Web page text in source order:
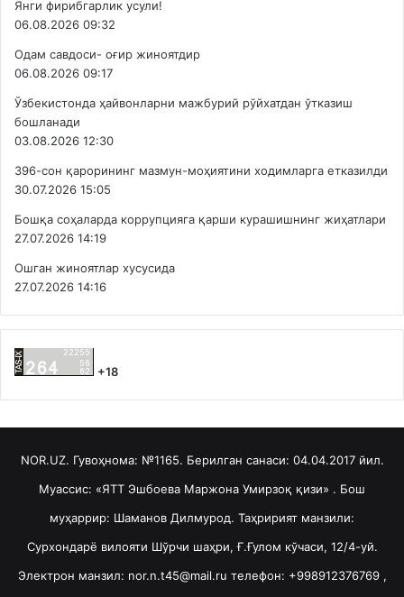
Янги фирибгарлик усули!
06.08.2026 09:32
Одам савдоси- оғир жиноятдир
06.08.2026 09:17
Ўзбекистонда ҳайвонларни мажбурий рўйхатдан ўтказиш
бошланади
03.08.2026 12:30
396-сон қарорининг мазмун-моҳиятини ходимларга етказилди
30.07.2026 15:05
Бошқа соҳаларда коррупцияга қарши курашишнинг жиҳатлари
27.07.2026 14:19
Ошган жиноятлар хусусида
27.07.2026 14:16
+18
NOR.UZ. Гувоҳнома: №1165. Берилган санаси: 04.04.2017 йил.
Муассис: «ЯТТ Эшбоева Маржона Умирзоқ қизи» . Бош
муҳаррир: Шаманов Дилмурод. Таҳририят манзили:
Сурхондарё вилояти Шўрчи шаҳри, Ғ.Ғулом кўчаси, 12/4-уй.
Электрон манзил: nor.n.t45@mail.ru телефон: +998912376769 ,